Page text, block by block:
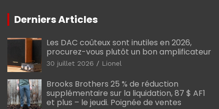
Derniers Articles
Les DAC coûteux sont inutiles en 2026,
procurez-vous plutôt un bon amplificateur
30 juillet 2026 Lionel
Brooks Brothers 25 % de réduction
supplémentaire sur la liquidation, 87 $ AF1
et plus – le jeudi. Poignée de ventes